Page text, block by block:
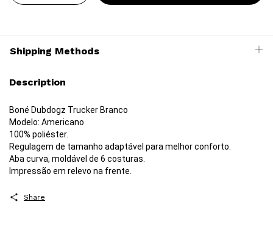
Shipping Methods
Description
Boné Dubdogz Trucker Branco
Modelo: Americano
100% poliéster.
Regulagem de tamanho adaptável para melhor conforto.
Aba curva, moldável de 6 costuras.
Impressão em relevo na frente.
Share